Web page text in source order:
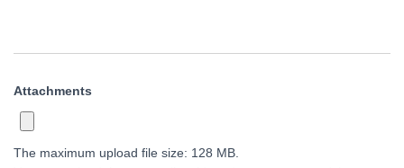
Attachments
The maximum upload file size: 128 MB.